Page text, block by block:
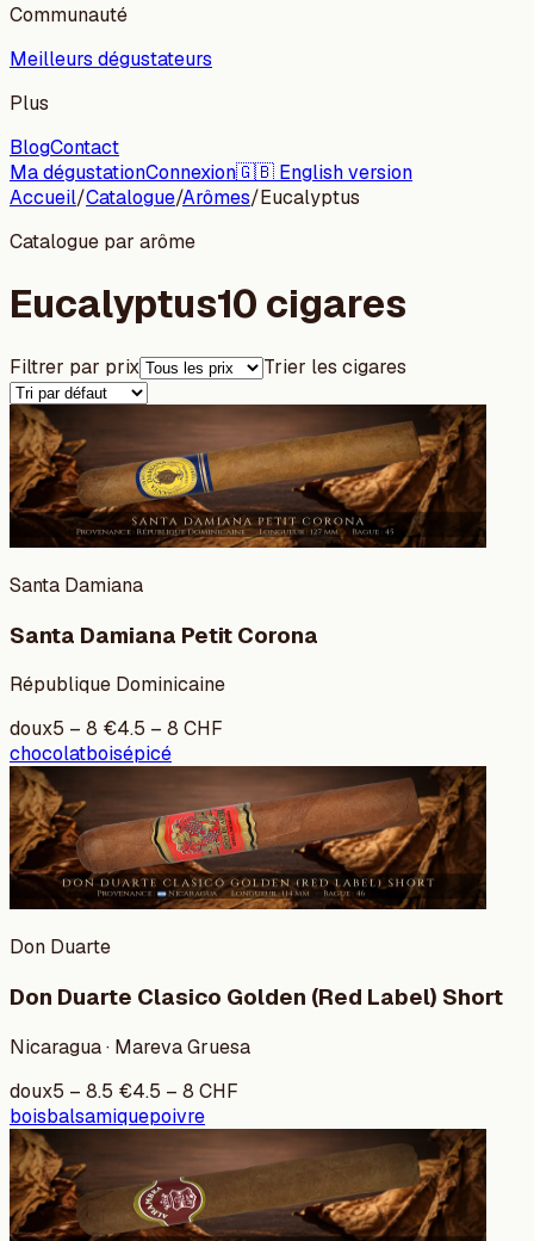
Communauté
Meilleurs dégustateurs
Plus
BlogContact
Ma dégustationConnexion🇬🇧 English version
Accueil/Catalogue/Arômes/Eucalyptus
Catalogue par arôme
Eucalyptus10 cigares
Filtrer par prix Trier les cigares
Santa Damiana
Santa Damiana Petit Corona
République Dominicaine
doux5 – 8 €4.5 – 8 CHF
chocolatboisépicé
Don Duarte
Don Duarte Clasico Golden (Red Label) Short
Nicaragua · Mareva Gruesa
doux5 – 8.5 €4.5 – 8 CHF
boisbalsamiquepoivre